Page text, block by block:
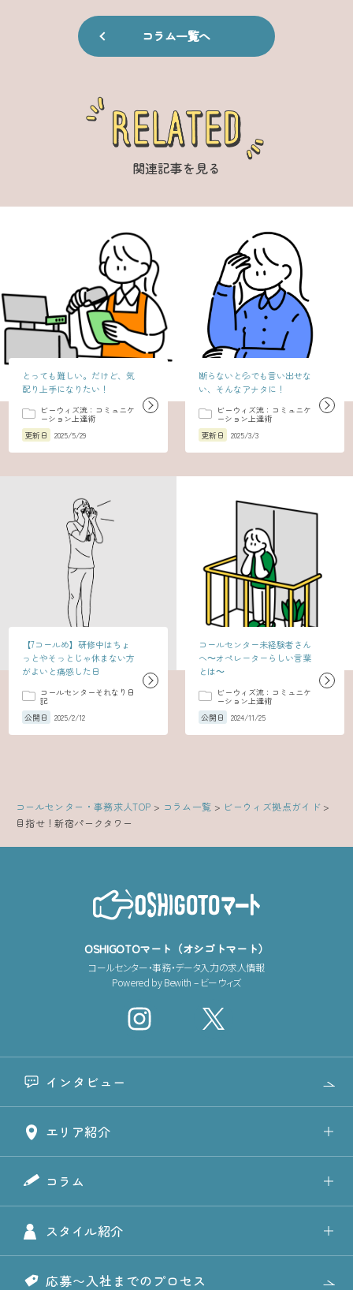
コラム一覧へ
関連記事を見る
とっても難しい。だけど、気
配り上手になりたい！
ビーウィズ流：コミュニケ
ーション上達術
更新日
2025/5/29
断らないと💦でも言い出せな
い、そんなアナタに！
ビーウィズ流：コミュニケ
ーション上達術
更新日
2025/3/3
【7コールめ】研修中はちょ
っとやそっとじゃ休まない方
がよいと痛感した日
コールセンターそれなり日
記
公開日
2025/2/12
コールセンター未経験者さん
へ～オペレーターらしい言葉
とは～
ビーウィズ流：コミュニケ
ーション上達術
公開日
2024/11/25
コールセンター・事務求人TOP > コラム一覧 > ビーウィズ拠点ガイド >
目指せ！新宿パークタワー
OSHIGOTOマート（オシゴトマート）
コールセンター・事務・データ入力の求人情報
Powered by Bewith – ビーウィズ
インタビュー
エリア紹介
コラム
スタイル紹介
応募〜入社までのプロセス